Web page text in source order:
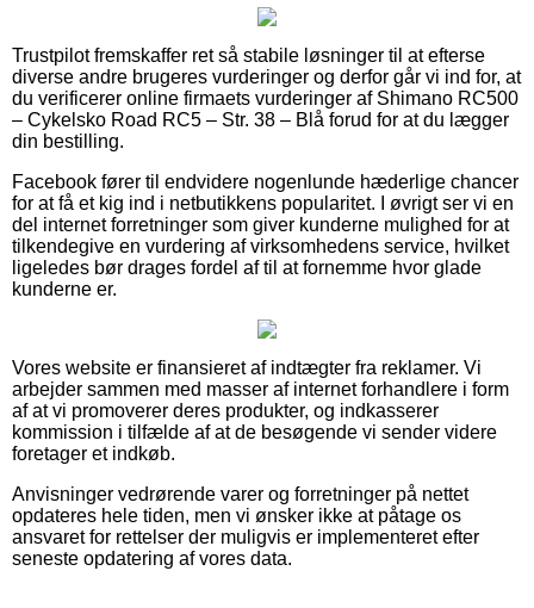
Trustpilot fremskaffer ret så stabile løsninger til at efterse
diverse andre brugeres vurderinger og derfor går vi ind for, at
du verificerer online firmaets vurderinger af Shimano RC500
– Cykelsko Road RC5 – Str. 38 – Blå forud for at du lægger
din bestilling.
Facebook fører til endvidere nogenlunde hæderlige chancer
for at få et kig ind i netbutikkens popularitet. I øvrigt ser vi en
del internet forretninger som giver kunderne mulighed for at
tilkendegive en vurdering af virksomhedens service, hvilket
ligeledes bør drages fordel af til at fornemme hvor glade
kunderne er.
Vores website er finansieret af indtægter fra reklamer. Vi
arbejder sammen med masser af internet forhandlere i form
af at vi promoverer deres produkter, og indkasserer
kommission i tilfælde af at de besøgende vi sender videre
foretager et indkøb.
Anvisninger vedrørende varer og forretninger på nettet
opdateres hele tiden, men vi ønsker ikke at påtage os
ansvaret for rettelser der muligvis er implementeret efter
seneste opdatering af vores data.